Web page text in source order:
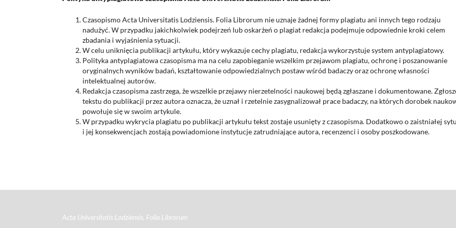
Czasopismo Acta Universitatis Lodziensis. Folia Librorum nie uznaje żadnej formy plagiatu ani innych tego rodzaju
nadużyć. W przypadku jakichkolwiek podejrzeń lub oskarżeń o plagiat redakcja podejmuje odpowiednie kroki celem
zbadania i wyjaśnienia sytuacji.
W celu uniknięcia publikacji artykułu, który wykazuje cechy plagiatu, redakcja wykorzystuje system antyplagiatowy.
Polityka antyplagiatowa czasopisma ma na celu zapobieganie wszelkim przejawom plagiatu, ochronę i poszanowanie
oryginalnych wyników badań, kształtowanie odpowiedzialnych postaw wśród badaczy oraz ochronę własności
intelektualnej autorów.
Redakcja czasopisma zastrzega, że wszelkie przejawy nierzetelności naukowej będą zgłaszane i dokumentowane.
tekstu do publikacji przez autora oznacza, że uznał i rzetelnie zasygnalizował prace badaczy, na których dorobek
powołuje się w swoim artykule.
W przypadku wykrycia plagiatu po publikacji artykułu tekst zostaje usunięty z czasopisma. Dodatkowo o zaistniałej
i jej konsekwencjach zostają powiadomione instytucje zatrudniające autora, recenzenci i osoby poszkodowane.
Acta Universitatis Lodziensis. Folia Librorum